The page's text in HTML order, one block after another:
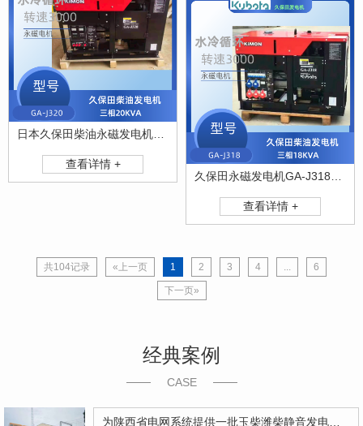
查看详情 +
查看详情 +
共104记录 «上一页 1 2 3 4 ... 6
下一页»
经典案例
CASE